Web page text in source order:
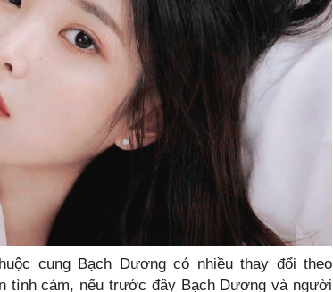
cung Bạch Dương có nhiều thay đổi theo
tình cảm, nếu trước đây Bạch Dương và người